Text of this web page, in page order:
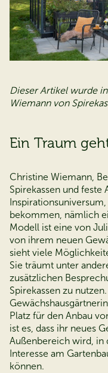
Dieser Artikel wurde
Wiemann von
Ein Traum
Christine Wiemann,
Spirekassen und feste
bekommen, nämlich
Modell ist eine von
von ihrem neuen
sieht viele
Sie träumt unter
zusätzlichen
Spirekassen zu
Platz für den Anbau
ist es, dass ihr neues
Außenbereich wird, in
Interesse am
können.